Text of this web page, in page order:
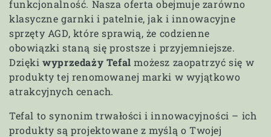
c
j
a
:
funkcjonalność. Nasza oferta obejmuje zarówno
klasyczne garnki i patelnie, jak i innowacyjne
sprzęty AGD, które sprawią, że codzienne
obowiązki staną się prostsze i przyjemniejsze.
Dziękiwyprzedaży Tefal możesz zaopatrzyć się w
produkty tej renomowanej marki w wyjątkowo
atrakcyjnych cenach.
Tefal to synonim trwałości i innowacyjności – ich
produkty są projektowane z myślą o Twojej